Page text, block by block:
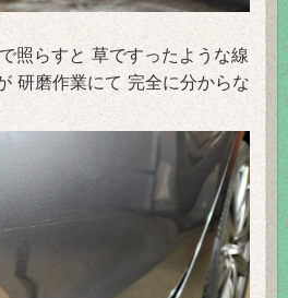
照らすと 草ですったような線
研磨作業にて 完全に分からな